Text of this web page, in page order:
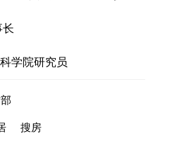
长
学院研究员
搜房